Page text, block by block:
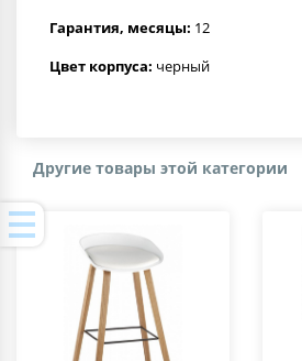
Гарантия, месяцы: 12
Цвет корпуса: черный
Другие товары этой категории